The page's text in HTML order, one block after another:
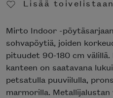
Lisää toivelistaan
Mirto Indoor -
sohvapöytiä, joiden
pituudet 90-180 cm välillä.
kanteen on saatavana
petsatulla puuviilulla,
marmorilla. Metallijalustan